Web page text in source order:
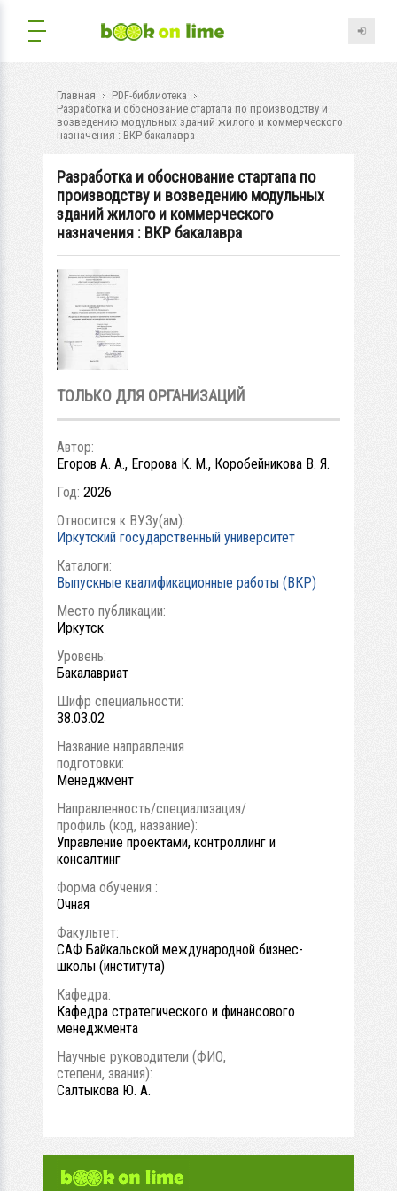
Главная
PDF-библиотека
Разработка и обоснование стартапа по производству и
возведению модульных зданий жилого и коммерческого
назначения : ВКР бакалавра
Разработка и обоснование стартапа по
производству и возведению модульных
зданий жилого и коммерческого
назначения : ВКР бакалавра
ТОЛЬКО ДЛЯ ОРГАНИЗАЦИЙ
Автор:
Егоров А. А., Егорова К. М., Коробейникова В. Я.
Год: 2026
Относится к ВУЗу(ам):
Иркутский государственный университет
Каталоги:
Выпускные квалификационные работы (ВКР)
Место публикации:
Иркутск
Уровень:
Бакалавриат
Шифр специальности:
38.03.02
Название направления
подготовки:
Менеджмент
Направленность/специализация/
профиль (код, название):
Управление проектами, контроллинг и
консалтинг
Форма обучения :
Очная
Факультет:
САФ Байкальской международной бизнес-
школы (института)
Кафедра:
Кафедра стратегического и финансового
менеджмента
Научные руководители (ФИО,
степени, звания):
Салтыкова Ю. А.